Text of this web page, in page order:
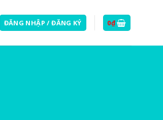
ĐĂNG NHẬP / ĐĂNG KÝ 0₫